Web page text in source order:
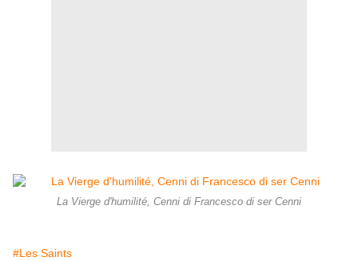
La Vierge d'humilité, Cenni di Francesco di ser Cenni
#Les Saints